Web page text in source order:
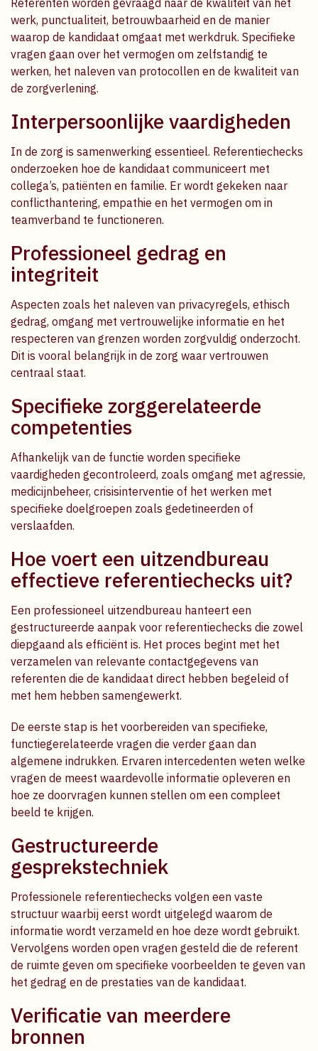
Referenten worden gevraagd naar de kwaliteit van het
werk, punctualiteit, betrouwbaarheid en de manier
waarop de kandidaat omgaat met werkdruk. Specifieke
vragen gaan over het vermogen om zelfstandig te
werken, het naleven van protocollen en de kwaliteit van
de zorgverlening.
Interpersoonlijke vaardigheden
In de zorg is samenwerking essentieel. Referentiechecks
onderzoeken hoe de kandidaat communiceert met
collega’s, patiënten en familie. Er wordt gekeken naar
conflicthantering, empathie en het vermogen om in
teamverband te functioneren.
Professioneel gedrag en
integriteit
Aspecten zoals het naleven van privacyregels, ethisch
gedrag, omgang met vertrouwelijke informatie en het
respecteren van grenzen worden zorgvuldig onderzocht.
Dit is vooral belangrijk in de zorg waar vertrouwen
centraal staat.
Specifieke zorggerelateerde
competenties
Afhankelijk van de functie worden specifieke
vaardigheden gecontroleerd, zoals omgang met agressie,
medicijnbeheer, crisisinterventie of het werken met
specifieke doelgroepen zoals gedetineerden of
verslaafden.
Hoe voert een uitzendbureau
effectieve referentiechecks uit?
Een professioneel uitzendbureau hanteert een
gestructureerde aanpak voor referentiechecks die zowel
diepgaand als efficiënt is. Het proces begint met het
verzamelen van relevante contactgegevens van
referenten die de kandidaat direct hebben begeleid of
met hem hebben samengewerkt.
De eerste stap is het voorbereiden van specifieke,
functiegerelateerde vragen die verder gaan dan
algemene indrukken. Ervaren intercedenten weten welke
vragen de meest waardevolle informatie opleveren en
hoe ze doorvragen kunnen stellen om een compleet
beeld te krijgen.
Gestructureerde
gesprekstechniek
Professionele referentiechecks volgen een vaste
structuur waarbij eerst wordt uitgelegd waarom de
informatie wordt verzameld en hoe deze wordt gebruikt.
Vervolgens worden open vragen gesteld die de referent
de ruimte geven om specifieke voorbeelden te geven van
het gedrag en de prestaties van de kandidaat.
Verificatie van meerdere
bronnen